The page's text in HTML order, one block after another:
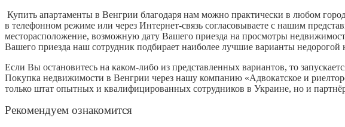
Купить апартаменты в Венгрии благодаря нам можно практически в любом
в телефонном режиме или через Интернет-связь согласовываете с нашим
месторасположение, возможную дату Вашего приезда на просмотры
Вашего приезда наш сотрудник подбирает наиболее лучшие варианты
Если Вы остановитесь на каком-либо из представленных вариантов, то
Покупка недвижимости в Венгрии через нашу компанию «Адвокатское и
только штат опытных и квалифицированных сотрудников в Украине, но и
Рекомендуем ознакомится